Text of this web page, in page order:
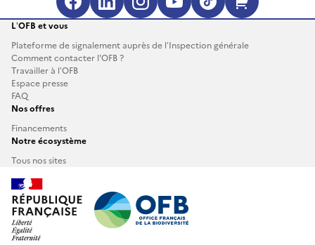
Facebook (s'ouvre dans une
LinkedIn (s'ouvre dans
Instagram (s'ouvre
YouTube
TikTok
L’OFB et vous
Plateforme de signalement auprès de l’Inspection générale
Comment contacter l'OFB ?
Travailler à l’OFB
Espace presse
FAQ
Nos offres
Financements
Notre écosystème
Tous nos sites